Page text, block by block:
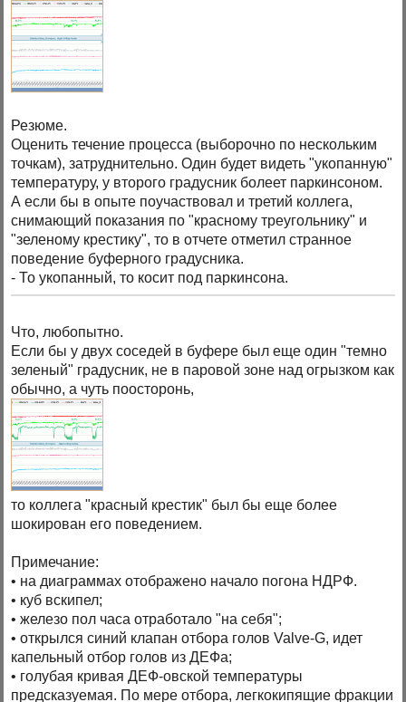
Резюме.
Оценить течение процесса (выборочно по нескольким
точкам), затруднительно. Один будет видеть "укопанную"
температуру, у второго градусник болеет паркинсоном.
А если бы в опыте поучаствовал и третий коллега,
снимающий показания по "красному треугольнику" и
"зеленому крестику", то в отчете отметил странное
поведение буферного градусника.
- То укопанный, то косит под паркинсона.
Что, любопытно.
Если бы у двух соседей в буфере был еще один "темно
зеленый" градусник, не в паровой зоне над огрызком как
обычно, а чуть поосторонь,
то коллега "красный крестик" был бы еще более
шокирован его поведением.
Примечание:
• на диаграммах отображено начало погона НДРФ.
• куб вскипел;
• железо пол часа отработало "на себя";
• открылся синий клапан отбора голов Valve-G, идет
капельный отбор голов из ДЕФа;
• голубая кривая ДЕФ-овской температуры
предсказуемая. По мере отбора, легкокипящие фракции